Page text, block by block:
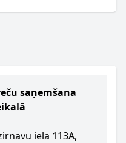
saņemšana
iela 113A,